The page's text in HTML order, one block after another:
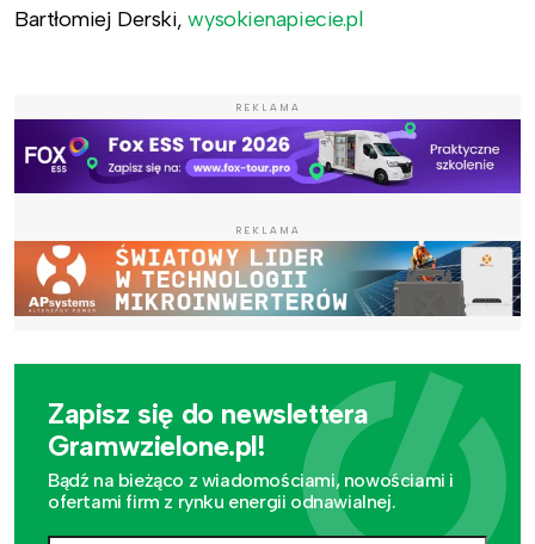
Bartłomiej Derski,wysokienapiecie.pl
REKLAMA
REKLAMA
Zapisz się do newslettera
Gramwzielone.pl!
Bądź na bieżąco z wiadomościami, nowościami i
ofertami firm z rynku energii odnawialnej.